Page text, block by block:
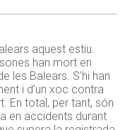
aquest estiu.
han mort en
les Balears. S’hi han
i d’un xoc contra
En total, per tant, són
en accidents durant